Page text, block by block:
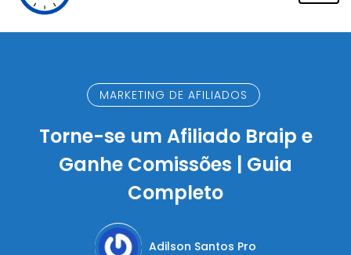
MARKETING DE AFILIADOS
Torne-se um Afiliado Braip e
Ganhe Comissões | Guia
Completo
Adilson Santos Pro